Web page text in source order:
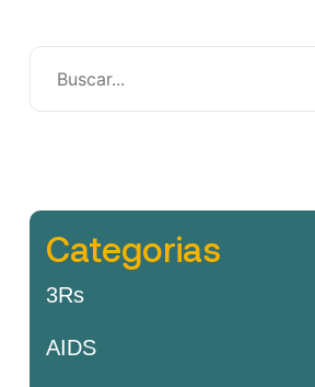
Categorias
3Rs
AIDS